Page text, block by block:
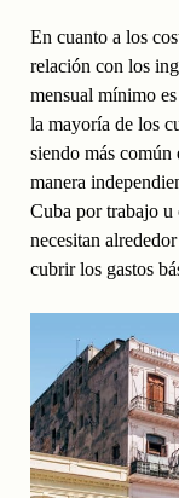
En cuanto a los
relación con los
mensual mínimo
la mayoría de los
siendo más
manera
Cuba por trabajo u
necesitan
cubrir los gastos